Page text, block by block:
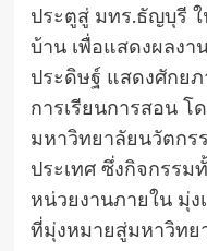
ประตูสู่ มทร.ธัญบุรี
บ้าน เพื่อแสดงผลงา
ประดิษฐ์ แสดงศักย
การเรียนการสอน
มหาวิทยาลัยนวัตกร
ประเทศ ซึ่งกิจกรร
หน่วยงานภายใน มุ่ง
ที่มุ่งหมายสู่มหาวิทย